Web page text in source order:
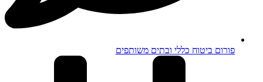
פורום ביטוח כללי ובתים משותפים